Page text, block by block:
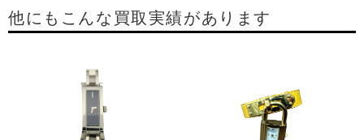
他にもこんな買取実績があります